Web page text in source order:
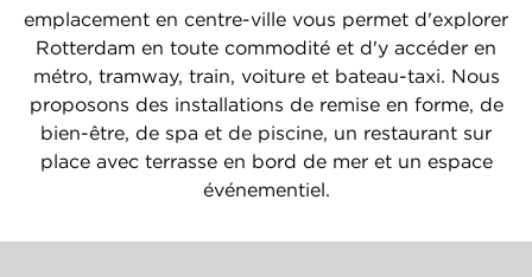
emplacement en centre-ville vous permet d'explorer
Rotterdam en toute commodité et d'y accéder en
métro, tramway, train, voiture et bateau-taxi. Nous
proposons des installations de remise en forme, de
bien-être, de spa et de piscine, un restaurant sur
place avec terrasse en bord de mer et un espace
événementiel.